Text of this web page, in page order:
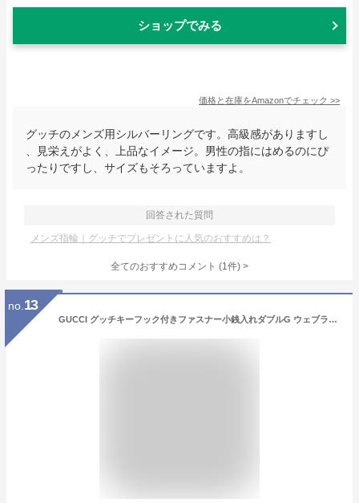
ショップでみる
価格と在庫をAmazonでチェック >>
グッチのメンズ用シルバーリングです。高級感がありますし
、見栄えがよく、上品なイメージ。男性の指にはめるのにぴ
ったりですし、サイズもそろっていますよ。
回答された質問
メンズ指輪｜グッチでプレゼントに人気のおすすめは？
全てのおすすめコメント (1件) >
no. 13
GUCCI グッチキーフック付きファスナー小銭入れダブルG ウェブラインコーティングGGスプリームキャンバスベージュ×ブラウン ネイビー レザートリム オフィディアキーリング付きコインケースキーケース グリーン×レッド8745BEBR96IWN4076NV GGロゴ